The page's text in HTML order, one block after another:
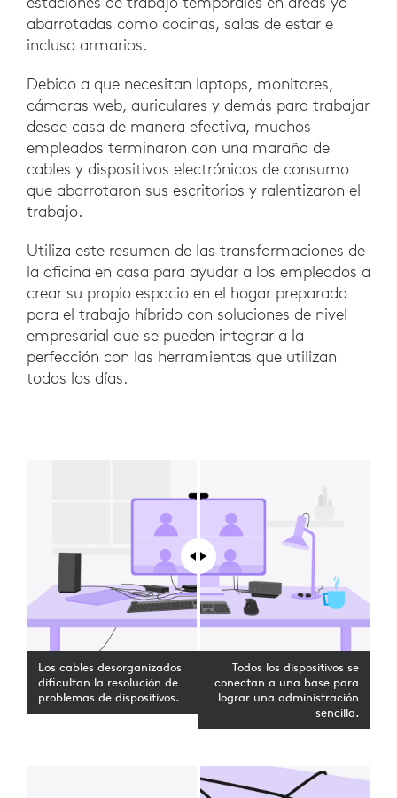
abarrotadas como cocinas, salas de estar e
incluso armarios.
Debido a que necesitan laptops, monitores,
cámaras web, auriculares y demás para trabajar
desde casa de manera efectiva, muchos
empleados terminaron con una maraña de
cables y dispositivos electrónicos de consumo
que abarrotaron sus escritorios y ralentizaron el
trabajo.
Utiliza este resumen de las transformaciones de
la oficina en casa para ayudar a los empleados a
crear su propio espacio en el hogar preparado
para el trabajo híbrido con soluciones de nivel
empresarial que se pueden integrar a la
perfección con las herramientas que utilizan
todos los días.
Los cables desorganizados
dificultan la resolución de
problemas de dispositivos.
Todos los dispositivos se
conectan a una base para
lograr una administración
sencilla.